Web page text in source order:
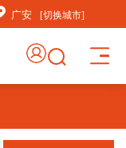
广安 [切换城市]